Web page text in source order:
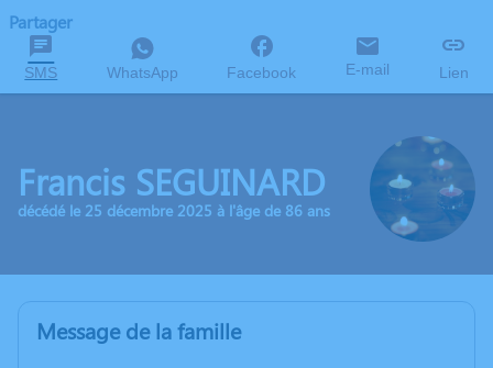
Partager
SMS WhatsApp Facebook E-mail Lien
Francis SEGUINARD
décédé le 25 décembre 2025 à l'âge de 86 ans
Message de la famille